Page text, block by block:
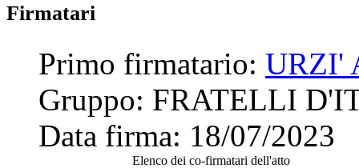
Firmatari
Primo firmatario: URZI'
Gruppo: FRATELLI
Data firma: 18/07/2023
Elenco dei co-firmatari dell'atto